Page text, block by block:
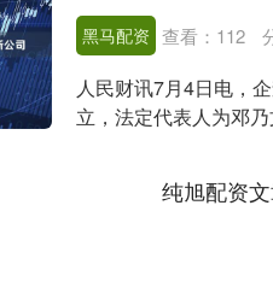
黑马配资 查看： 112
人民财讯7月4日电，
立，法定代表人为邓
纯旭配资